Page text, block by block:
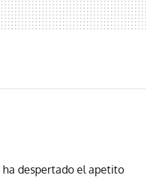
ha despertado el apetito